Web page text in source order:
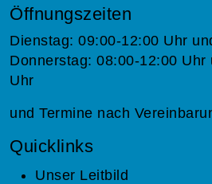
Öffnungszeiten
Dienstag: 09:00-12:00 Uhr
Donnerstag: 08:00-12:00 Uhr
Uhr
und Termine nach
Quicklinks
Unser Leitbild